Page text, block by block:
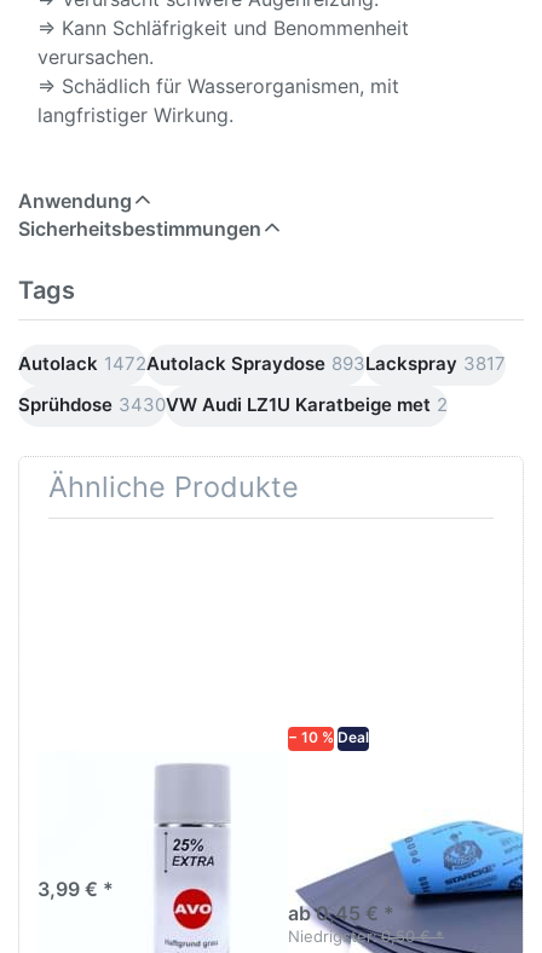
⇒ Kann Schläfrigkeit und Benommenheit
verursachen.
⇒ Schädlich für Wasserorganismen, mit
langfristiger Wirkung.
Anwendung
Sicherheitsbestimmungen
Tags
Autolack 1472Autolack Spraydose 893Lackspray 3817
Sprühdose 3430VW Audi LZ1U Karatbeige met 2
Ähnliche Produkte
3,99 € *
− 10 % Deal
diversen Körnungen
Nass-Schleifpapier zur nass
und trocken anwendung
ab 0,45 € *
Niedrigster:0,50 € *